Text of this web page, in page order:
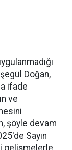
Doğan,
ifade
ve
şöyle devam
Sayın
gelişmelerle